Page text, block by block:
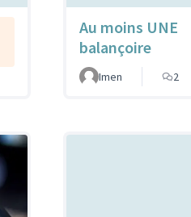
Au moins UNE
balançoire
Imen 2